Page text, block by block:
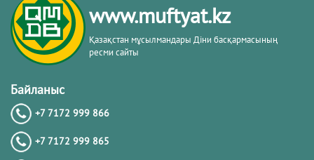
www.muftyat.kz
Қазақстан мұсылмандары Діни басқармасының
ресми сайты
Байланыс
+7 7172 999 866
+7 7172 999 865